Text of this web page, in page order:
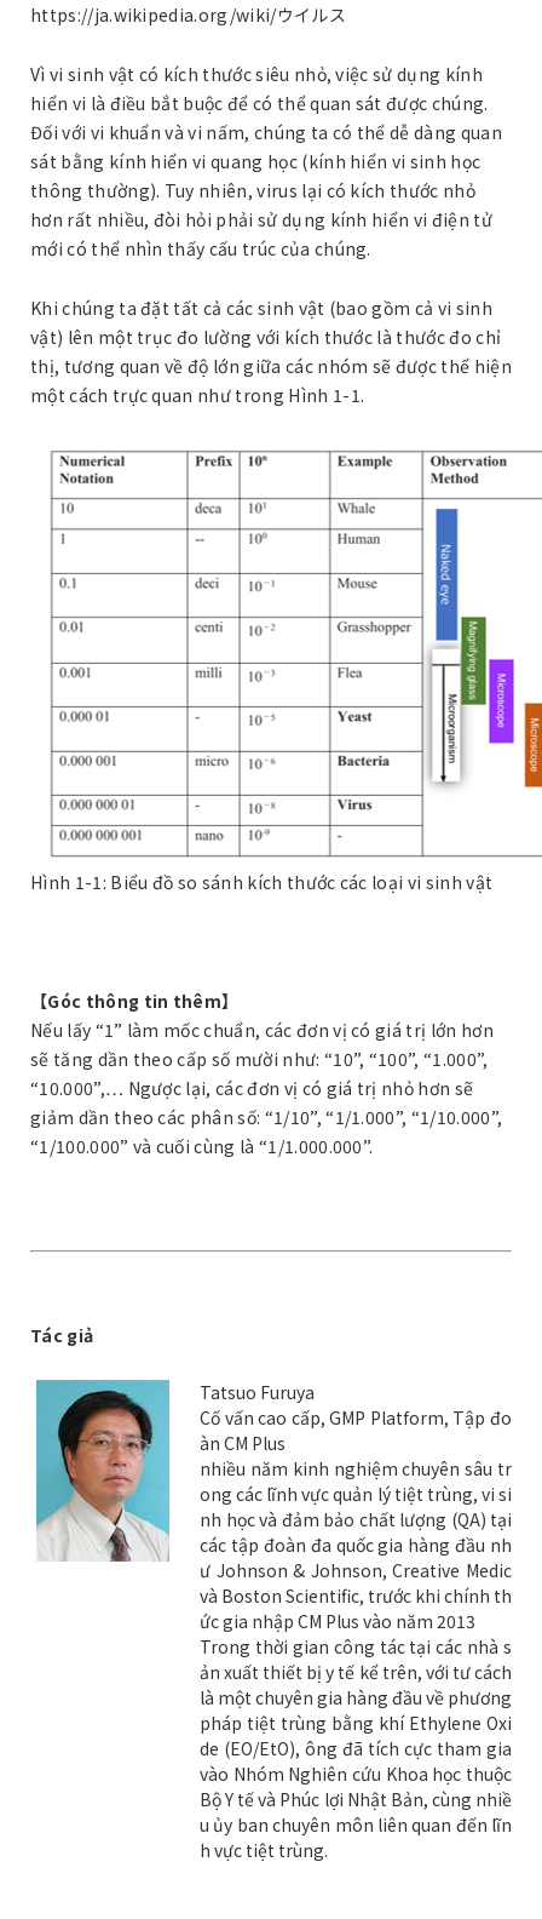
https://ja.wikipedia.org/wiki/ウイルス
Vì vi sinh vật có kích thước siêu nhỏ, việc sử dụng kính
hiển vi là điều bắt buộc để có thể quan sát được chúng.
Đối với vi khuẩn và vi nấm, chúng ta có thể dễ dàng quan
sát bằng kính hiển vi quang học (kính hiển vi sinh học
thông thường). Tuy nhiên, virus lại có kích thước nhỏ
hơn rất nhiều, đòi hỏi phải sử dụng kính hiển vi điện tử
mới có thể nhìn thấy cấu trúc của chúng.
Khi chúng ta đặt tất cả các sinh vật (bao gồm cả vi sinh
vật) lên một trục đo lường với kích thước là thước đo chỉ
thị, tương quan về độ lớn giữa các nhóm sẽ được thể hiện
một cách trực quan như trong Hình 1-1.
Hình 1-1: Biểu đồ so sánh kích thước các loại vi sinh vật
【Góc thông tin thêm】
Nếu lấy “1” làm mốc chuẩn, các đơn vị có giá trị lớn hơn
sẽ tăng dần theo cấp số mười như: “10”, “100”, “1.000”,
“10.000”,… Ngược lại, các đơn vị có giá trị nhỏ hơn sẽ
giảm dần theo các phân số: “1/10”, “1/1.000”, “1/10.000”,
“1/100.000” và cuối cùng là “1/1.000.000”.
Tác giả
Tatsuo Furuya
Cố vấn cao cấp, GMP Platform, Tập đo
àn CM Plus
nhiều năm kinh nghiệm chuyên sâu tr
ong các lĩnh vực quản lý tiệt trùng, vi si
nh học và đảm bảo chất lượng (QA) tại
các tập đoàn đa quốc gia hàng đầu nh
ư Johnson & Johnson, Creative Medic
và Boston Scientific, trước khi chính th
ức gia nhập CM Plus vào năm 2013
Trong thời gian công tác tại các nhà s
ản xuất thiết bị y tế kể trên, với tư cách
là một chuyên gia hàng đầu về phương
pháp tiệt trùng bằng khí Ethylene Oxi
de (EO/EtO), ông đã tích cực tham gia
vào Nhóm Nghiên cứu Khoa học thuộc
Bộ Y tế và Phúc lợi Nhật Bản, cùng nhiề
u ủy ban chuyên môn liên quan đến lĩn
h vực tiệt trùng.